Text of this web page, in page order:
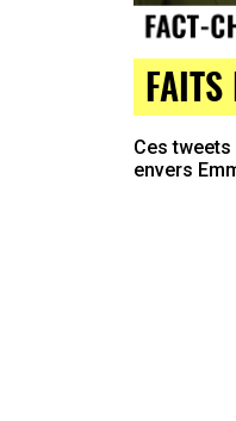
FAITS
Ces tweets
envers